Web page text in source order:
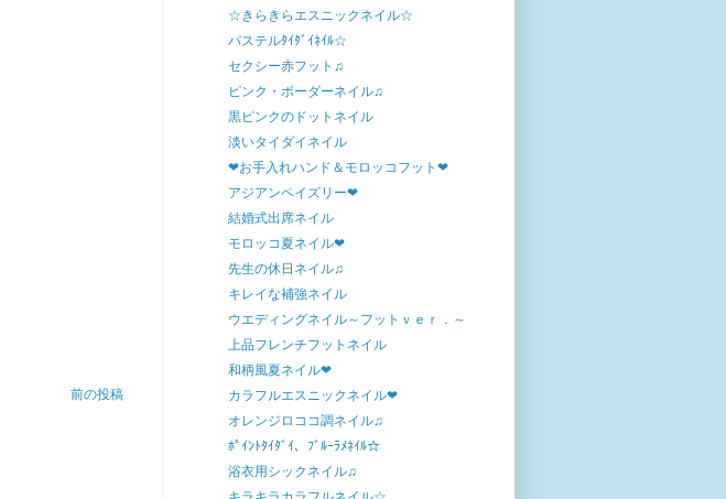
前の投稿
☆きらきらエスニックネイル☆
パステルﾀｲﾀﾞｲﾈｲﾙ☆
セクシー赤フット♫
ピンク・ボーダーネイル♫
黒ピンクのドットネイル
淡いタイダイネイル
❤お手入れハンド＆モロッコフット❤
アジアンペイズリー❤
結婚式出席ネイル
モロッコ夏ネイル❤
先生の休日ネイル♫
キレイな補強ネイル
ウエディングネイル～フットｖｅｒ．～
上品フレンチフットネイル
和柄風夏ネイル❤
カラフルエスニックネイル❤
オレンジロココ調ネイル♫
ﾎﾟｲﾝﾄﾀｲﾀﾞｲ、ﾌﾞﾙｰﾗﾒﾈｲﾙ☆
浴衣用シックネイル♫